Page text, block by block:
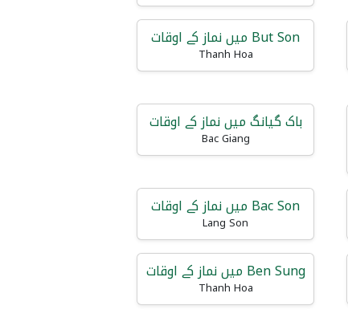
But Son میں نماز کے اوقات
Thanh Hoa
باک گیانگ میں نماز کے اوقات
Bac Giang
Bac Son میں نماز کے اوقات
Lang Son
Ben Sung میں نماز کے اوقات
Thanh Hoa